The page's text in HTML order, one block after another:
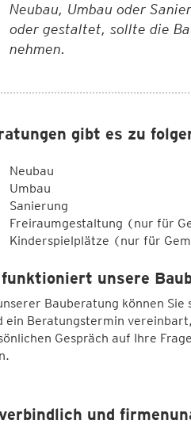
Neubau, Umbau oder
oder gestaltet, sollte die
nehmen.
gibt es zu
Neubau
Umbau
Sanierung
Freiraumgestaltung (nur für
Kinderspielplätze (nur für
funktioniert unsere
Bauberatung können
ein Beratungstermin
Gespräch auf Ihre
und